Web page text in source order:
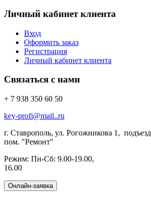
Личный кабинет клиента
Вход
Оформить заказ
Регистрация
Личный кабинет клиента
Связаться с нами
+ 7 938 350 60 50
key-profi@mail..ru
г. Ставрополь, ул. Рогожникова 1,
пом. "Ремонт"
Режим: Пн-Сб: 9.00-19.00,
16.00